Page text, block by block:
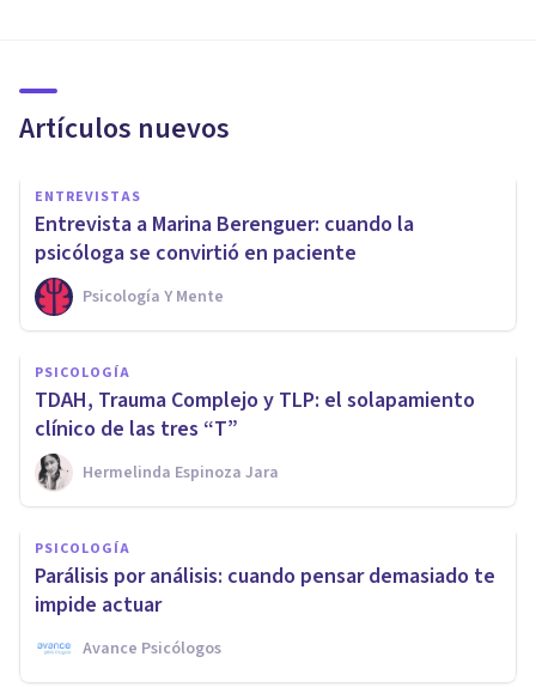
Artículos nuevos
ENTREVISTAS
Entrevista a Marina Berenguer: cuando la
psicóloga se convirtió en paciente
Psicología Y Mente
PSICOLOGÍA
TDAH, Trauma Complejo y TLP: el solapamiento
clínico de las tres “T”
Hermelinda Espinoza Jara
PSICOLOGÍA
Parálisis por análisis: cuando pensar demasiado te
impide actuar
Avance Psicólogos